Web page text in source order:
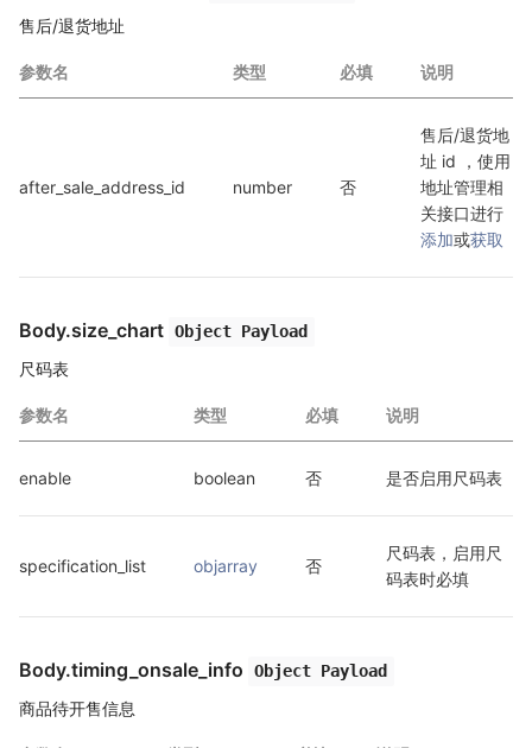
售后/退货地址
参数名 类型 必填 说明
after_sale_address_id number 否
售后/退货地
址 id ，使用
地址管理相
关接口进行
添加或获取
Body.size_chart Object Payload
尺码表
参数名 类型 必填 说明
enable boolean 否 是否启用尺码表
specification_list objarray 否
尺码表，启用尺
码表时必填
Body.timing_onsale_info Object Payload
商品待开售信息